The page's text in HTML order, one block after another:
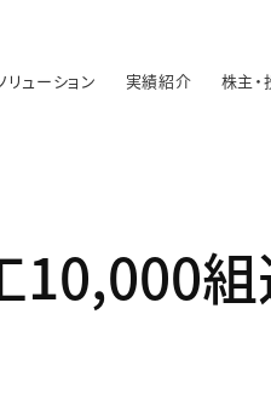
リューション 実績紹介 株主
10,000